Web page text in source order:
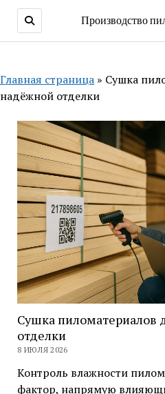
Производство
Главная страница » Сушка
надёжной отделки
Сушка пиломатериалов
отделки
8 ИЮЛЯ 2026
Контроль влажности
фактор, напрямую